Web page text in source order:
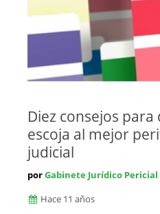
Diez consejos
escoja al mejor
judicial
porGabinete Jurídico
Hace 11 años